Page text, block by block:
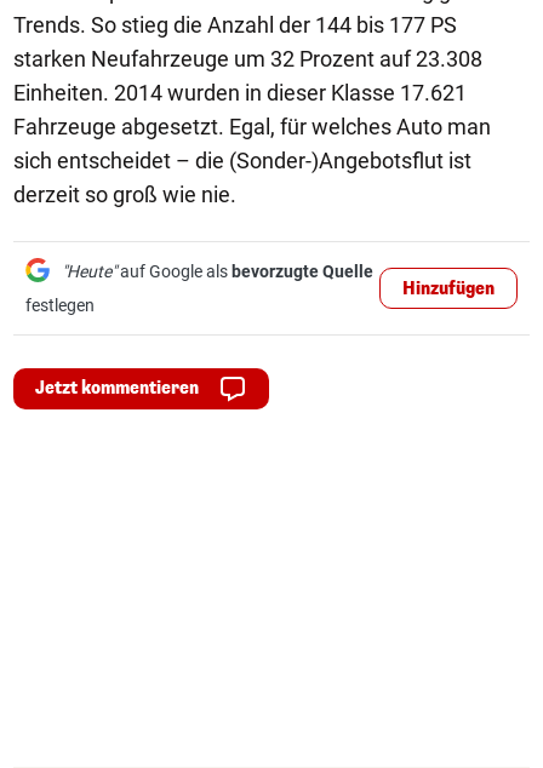
Trends. So stieg die Anzahl der 144 bis 177 PS
starken Neufahrzeuge um 32 Prozent auf 23.308
Einheiten. 2014 wurden in dieser Klasse 17.621
Fahrzeuge abgesetzt. Egal, für welches Auto man
sich entscheidet – die (Sonder-)Angebotsflut ist
derzeit so groß wie nie.
"Heute"auf Google als bevorzugte Quelle
festlegen
Hinzufügen
Jetzt kommentieren